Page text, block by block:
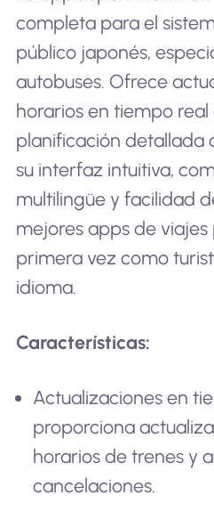
completa para el
público japonés,
autobuses. Ofrece
horarios en tiempo real
planificación detallada
su interfaz intuitiva,
multilingüe y facilidad
mejores apps de viajes
primera vez como
idioma.
Características:
Actualizaciones en
proporciona
horarios de trenes y
cancelaciones.